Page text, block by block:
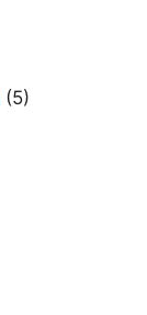
(5)